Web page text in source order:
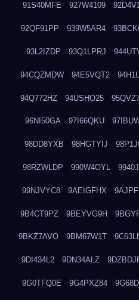
91S40MFE 927W4109
92QF91PP 939W5AR4
93L2IZDP 93Q1LPRJ
94CQZMDW 94E5VQT2
94Q772HZ 94USHO25
96NI50GA 97I66QKU
98DD8YXB 98HGTYIJ
98RZWLDP 990W4OYL
99NJVYC8 9AEIGFHX
9B4CT9PZ 9BEYVG9H
9BKZ7AVO 9BM67W1T
9DI434L2 9DN34ALZ
9G0TFQ0E 9G4PXZ84